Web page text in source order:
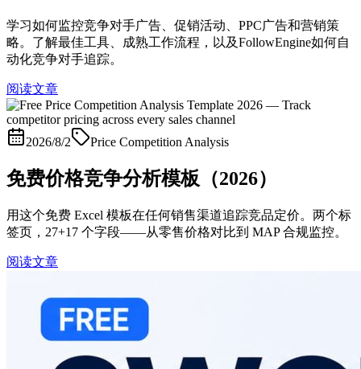
学习如何监控竞争对手广告、促销活动、PPC广告和营销策
略。了解最佳工具、成熟工作流程，以及FollowEngine如何自
动化竞争对手追踪。
阅读文章
2026/8/2 Price Competition Analysis
免费价格竞争分析模板（2026）
用这个免费 Excel 模板在任何销售渠道追踪竞品定价。两个标
签页，27+17 个字段——从零售价格对比到 MAP 合规监控。
阅读文章